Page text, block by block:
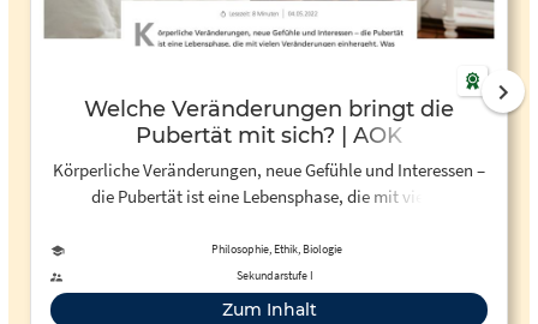
Welche Veränderungen bringt die
Pubertät mit sich? | AOK
Körperliche Veränderungen, neue Gefühle und Interessen –
die Pubertät ist eine Lebensphase, die mit vielen
dieser spannenden, aber manchmal auch schwierigen Zeit
erwartet.
Philosophie, Ethik, Biologie
Sekundarstufe I
Zum Inhalt